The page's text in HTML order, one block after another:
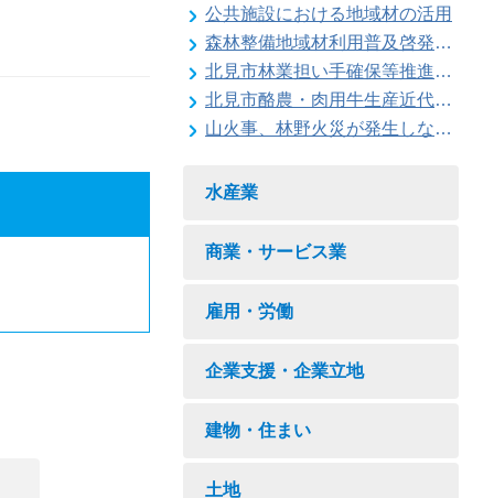
公共施設における地域材の活用
森林整備地域材利用普及啓発事業
北見市林業担い手確保等推進対策事業
北見市酪農・肉用牛生産近代化計画
山火事、林野火災が発生しないように注意しましょう
水産業
商業・サービス業
雇用・労働
企業支援・企業立地
建物・住まい
土地